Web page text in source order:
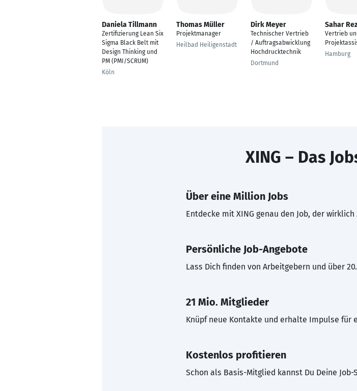
Daniela Tillmann
Zertifizierung Lean Six
Sigma Black Belt mit
Design Thinking und
PM (PMI/SCRUM)
Köln
Thomas Müller
Projektmanager
Heilbad Heiligenstadt
Dirk Meyer
Technischer Vertrieb
/ Auftragsabwicklung
Hochdrucktechnik
Dortmund
Sahar
Vertrieb
Hamburg
XING – Das
Über eine Million Jobs
Entdecke mit XING genau den Job, der wirklich
Persönliche Job-Angebote
Lass Dich finden von Arbeitgebern und über
21 Mio. Mitglieder
Knüpf neue Kontakte und erhalte Impulse für
Kostenlos profitieren
Schon als Basis-Mitglied kannst Du Deine